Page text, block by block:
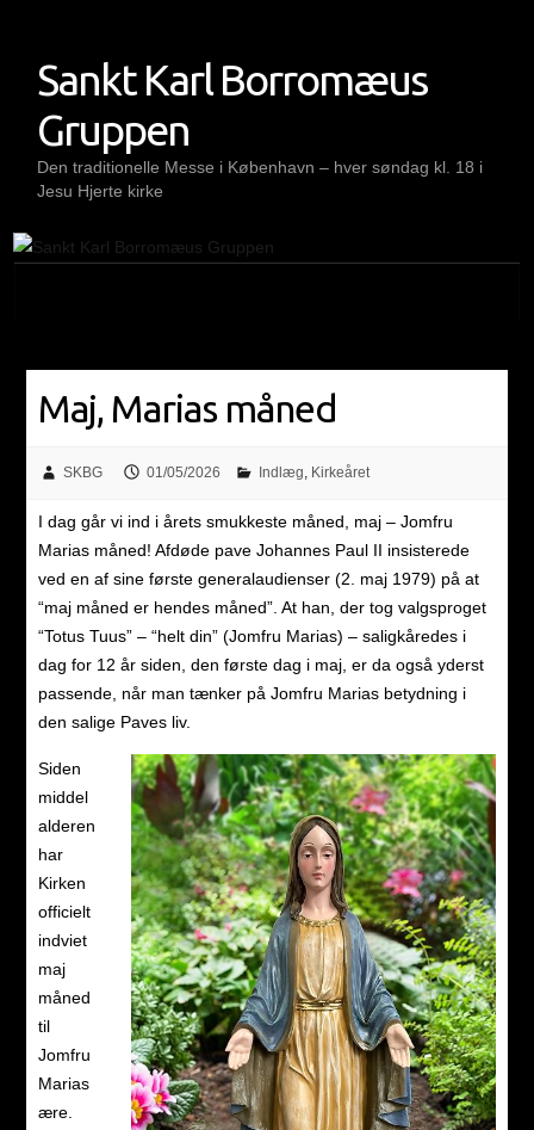
contentSankt Karl Borromæus
Gruppen
Den traditionelle Messe i København – hver søndag kl. 18 i
Jesu Hjerte kirke
Maj, Marias måned
SKBG 01/05/2026 Indlæg, Kirkeåret
I dag går vi ind i årets smukkeste måned, maj – Jomfru
Marias måned! Afdøde pave Johannes Paul II insisterede
ved en af sine første generalaudienser (2. maj 1979) på at
“maj måned er hendes måned”. At han, der tog valgsproget
“Totus Tuus” – “helt din” (Jomfru Marias) – saligkåredes i
dag for 12 år siden, den første dag i maj, er da også yderst
passende, når man tænker på Jomfru Marias betydning i
den salige Paves liv.
Siden
middel
alderen
har
Kirken
officielt
indviet
maj
måned
til
Jomfru
Marias
ære.